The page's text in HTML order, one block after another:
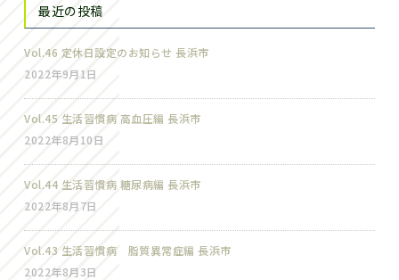
最近の投稿
Vol.46 定休日設定のお知らせ 長浜市
2022年9月1日
Vol.45 生活習慣病 高血圧編 長浜市
2022年8月10日
Vol.44 生活習慣病 糖尿病編 長浜市
2022年8月7日
Vol.43 生活習慣病 脂質異常症編 長浜市
2022年8月3日